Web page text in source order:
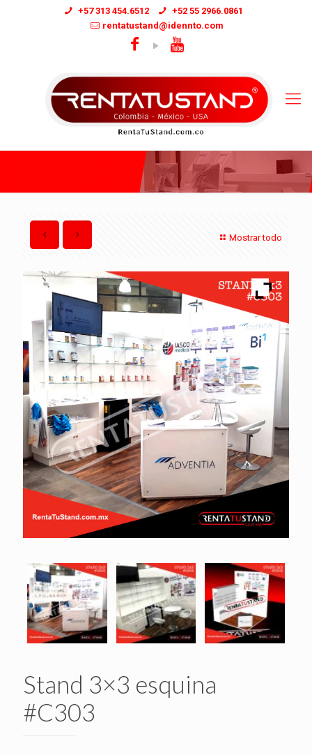
+57 313 454.6512
+52 55 2966.0861
rentatustand@idennto.com
Mostrar todo
Stand 3×3 esquina
#C303